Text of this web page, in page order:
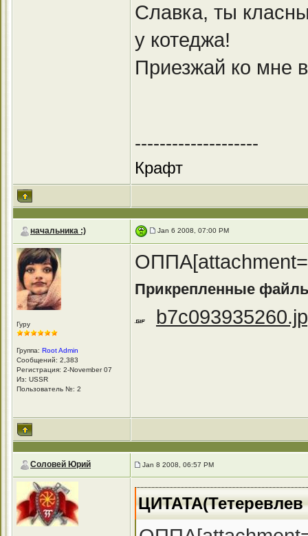
Славка, ты
у котеджа!
Приезжай ко мне
--------------------
Крафт
начальника :) Jan 6 2008, 07:00 PM
Гуру
Группа: Root Admin
Сообщений: 2,383
Регистрация: 2-November 07
Из: USSR
Пользователь №: 2
Прикрепленные
Соловей Юрий Jan 8 2008, 06:57 PM
ЦИТАТА(Тетеревлев